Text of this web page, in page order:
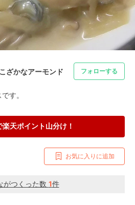
ざかなアーモンド フォローする
す。
天ポイント山分け！
お気に入りに追加
がつくった数 1件